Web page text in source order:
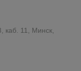
каб. 11, Минск,